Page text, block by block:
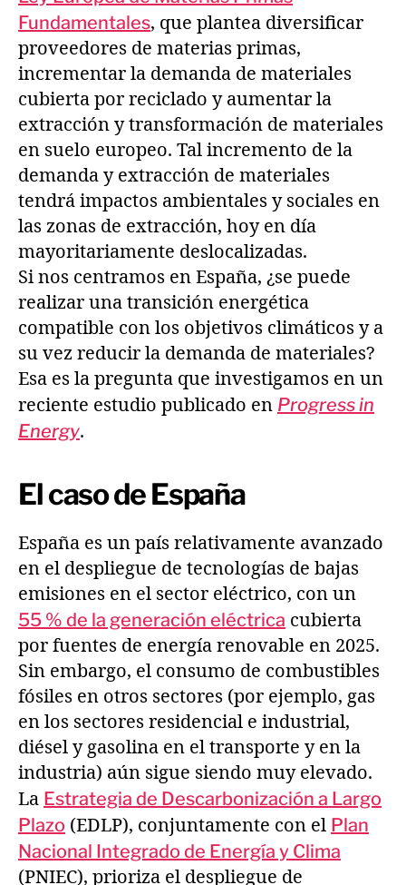
Fundamentales, que plantea diversificar
proveedores de materias primas,
incrementar la demanda de materiales
cubierta por reciclado y aumentar la
extracción y transformación de materiales
en suelo europeo. Tal incremento de la
demanda y extracción de materiales
tendrá impactos ambientales y sociales en
las zonas de extracción, hoy en día
mayoritariamente deslocalizadas.
Si nos centramos en España, ¿se puede
realizar una transición energética
compatible con los objetivos climáticos y a
su vez reducir la demanda de materiales?
Esa es la pregunta que investigamos en un
reciente estudio publicado en Progress in
Energy.
El caso de España
España es un país relativamente avanzado
en el despliegue de tecnologías de bajas
emisiones en el sector eléctrico, con un
55 % de la generación eléctrica cubierta
por fuentes de energía renovable en 2025.
Sin embargo, el consumo de combustibles
fósiles en otros sectores (por ejemplo, gas
en los sectores residencial e industrial,
diésel y gasolina en el transporte y en la
industria) aún sigue siendo muy elevado.
La Estrategia de Descarbonización a Largo
Plazo (EDLP), conjuntamente con el Plan
Nacional Integrado de Energía y Clima
(PNIEC), prioriza el despliegue de